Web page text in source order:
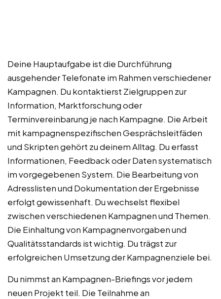
Deine Hauptaufgabe ist die Durchführung
ausgehender Telefonate im Rahmen verschiedener
Kampagnen. Du kontaktierst Zielgruppen zur
Information, Marktforschung oder
Terminvereinbarung je nach Kampagne. Die Arbeit
mit kampagnenspezifischen Gesprächsleitfäden
und Skripten gehört zu deinem Alltag. Du erfasst
Informationen, Feedback oder Daten systematisch
im vorgegebenen System. Die Bearbeitung von
Adresslisten und Dokumentation der Ergebnisse
erfolgt gewissenhaft. Du wechselst flexibel
zwischen verschiedenen Kampagnen und Themen.
Die Einhaltung von Kampagnenvorgaben und
Qualitätsstandards ist wichtig. Du trägst zur
erfolgreichen Umsetzung der Kampagnenziele bei.
Du nimmst an Kampagnen-Briefings vor jedem
neuen Projekt teil. Die Teilnahme an